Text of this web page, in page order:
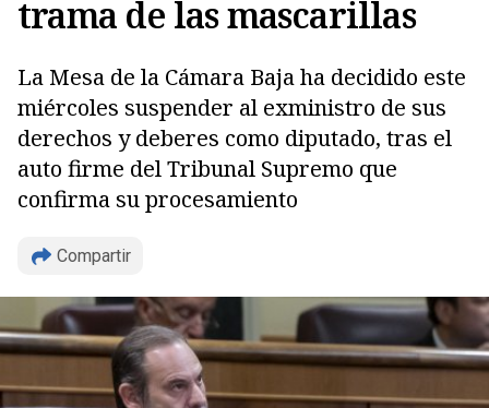
trama de las mascarillas
La Mesa de la Cámara Baja ha decidido este
miércoles suspender al exministro de sus
derechos y deberes como diputado, tras el
auto firme del Tribunal Supremo que
confirma su procesamiento
Compartir
Copiar